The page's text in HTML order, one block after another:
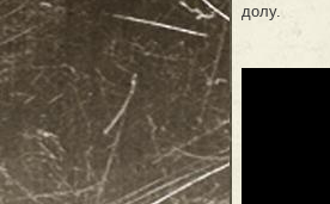
долу.